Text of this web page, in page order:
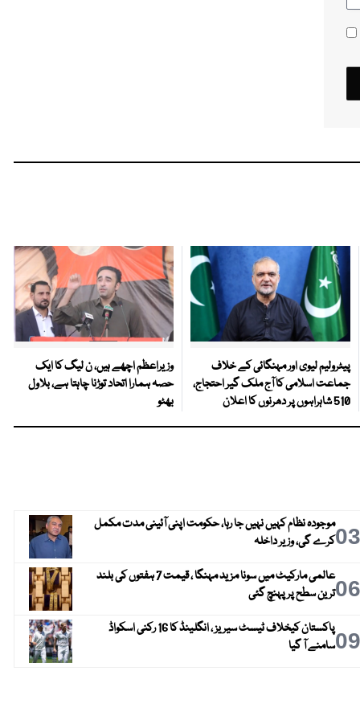
پیٹرولیم لیوی اور مہنگائی کے خلاف
جماعت اسلامی کا آج ملک گیر احتجاج،
510 شاہراہوں پر دھرنوں کا اعلان
وزیراعظم اچھے ہیں، ن لیگ کا ایک
حصہ ہمارا اتحاد توڑنا چاہتا ہے، بلاول
بھٹو
03موجودہ نظام کہیں نہیں جا رہا، حکومت اپنی آئینی مدت مکمل
کرے گی، وزیر داخلہ
06
عالمی مارکیٹ میں سونا مزید مہنگا ، قیمت 7 ہفتوں کی بلند
ترین سطح پر پہنچ گئی
09
پاکستان کیخلاف ٹیسٹ سیریز ، انگلینڈ کا 16 رکنی اسکواڈ
سامنے آ گیا